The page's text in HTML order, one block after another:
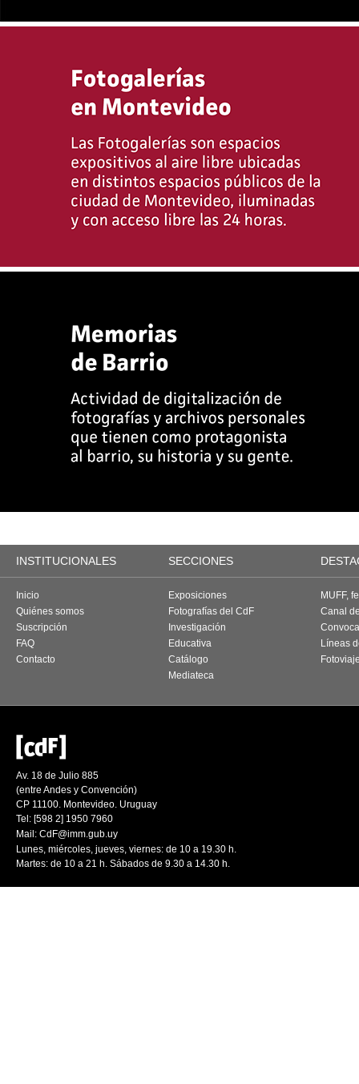
INSTITUCIONALES SECCIONES
Inicio
Quiénes somos
Suscripción
FAQ
Contacto
Exposiciones
Fotografías del CdF
Investigación
Educativa
Catálogo
Mediateca
MUFF,
Canal
Líneas
Av. 18 de Julio 885
(entre Andes y Convención)
CP 11100. Montevideo. Uruguay
Tel: [598 2] 1950 7960
Mail: CdF@imm.gub.uy
Lunes, miércoles, jueves, viernes: de 10 a 19.30 h.
Martes: de 10 a 21 h. Sábados de 9.30 a 14.30 h.